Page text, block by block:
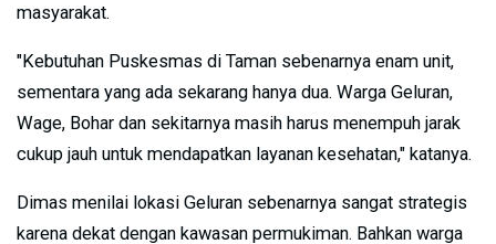
masyarakat.
"Kebutuhan Puskesmas di Taman sebenarnya enam unit,
sementara yang ada sekarang hanya dua. Warga Geluran,
Wage, Bohar dan sekitarnya masih harus menempuh jarak
cukup jauh untuk mendapatkan layanan kesehatan," katanya.
Dimas menilai lokasi Geluran sebenarnya sangat strategis
karena dekat dengan kawasan permukiman. Bahkan warga